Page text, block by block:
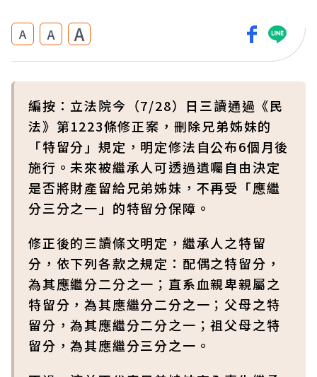
A A A
編按：立法院今（7/28）日三讀通過《民
法》第1223條修正案，刪除兄弟姊妹的
「特留分」規定，明定修法自公布6個月後
施行。未來被繼承人可透過遺囑自由決定
是否將財產留給兄弟姊妹，不再受「應繼
分三分之一」的特留分保障。
修正後的三讀條文明定，繼承人之特留
分，依下列各款之規定：配偶之特留分，
為其應繼分二分之一；直系血親卑親屬之
特留分，為其應繼分二分之一；父母之特
留分，為其應繼分二分之一；祖父母之特
留分，為其應繼分三分之一。